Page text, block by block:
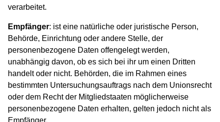
verarbeitet.
Empfänger: ist eine natürliche oder juristische Person,
Behörde, Einrichtung oder andere Stelle, der
personenbezogene Daten offengelegt werden,
unabhängig davon, ob es sich bei ihr um einen Dritten
handelt oder nicht. Behörden, die im Rahmen eines
bestimmten Untersuchungsauftrags nach dem Unionsrecht
oder dem Recht der Mitgliedstaaten möglicherweise
personenbezogene Daten erhalten, gelten jedoch nicht als
Empfänger.